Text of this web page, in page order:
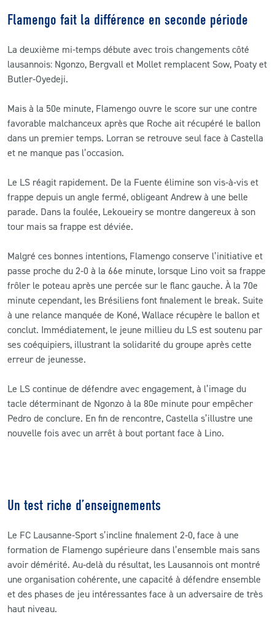
Flamengo fait la différence en seconde période
La deuxième mi-temps débute avec trois changements côté
lausannois: Ngonzo, Bergvall et Mollet remplacent Sow, Poaty et
Butler‑Oyedeji.
Mais à la 50e minute, Flamengo ouvre le score sur une contre
favorable malchanceux après que Roche ait récupéré le ballon
dans un premier temps. Lorran se retrouve seul face à Castella
et ne manque pas l’occasion.
Le LS réagit rapidement. De la Fuente élimine son vis‑à‑vis et
frappe depuis un angle fermé, obligeant Andrew à une belle
parade. Dans la foulée, Lekoueiry se montre dangereux à son
tour mais sa frappe est déviée.
Malgré ces bonnes intentions, Flamengo conserve l’initiative et
passe proche du 2‑0 à la 66e minute, lorsque Lino voit sa frappe
frôler le poteau après une percée sur le flanc gauche. À la 70e
minute cependant, les Brésiliens font finalement le break. Suite
à une relance manquée de Koné, Wallace récupère le ballon et
conclut. Immédiatement, le jeune millieu du LS est soutenu par
ses coéquipiers, illustrant la solidarité du groupe après cette
erreur de jeunesse.
Le LS continue de défendre avec engagement, à l’image du
tacle déterminant de Ngonzo à la 80e minute pour empêcher
Pedro de conclure. En fin de rencontre, Castella s’illustre une
nouvelle fois avec un arrêt à bout portant face à Lino.
Un test riche d’enseignements
Le FC Lausanne‑Sport s’incline finalement 2‑0, face à une
formation de Flamengo supérieure dans l’ensemble mais sans
avoir démérité. Au‑delà du résultat, les Lausannois ont montré
une organisation cohérente, une capacité à défendre ensemble
et des phases de jeu intéressantes face à un adversaire de très
haut niveau.